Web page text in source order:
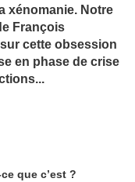
xénomanie. Notre
François
cette obsession
en phase de crise
que c’est ?